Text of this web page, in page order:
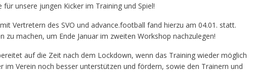
unsere jungen Kicker im Training und Spiel!
Vertretern des SVO und advance.football fand hierzu am 04.01. statt.
zu machen, um Ende Januar im zweiten Workshop nachzulegen!
auf die Zeit nach dem Lockdown, wenn das Training wieder möglich
im Verein noch besser unterstützen und fördern, sowie den Trainern und